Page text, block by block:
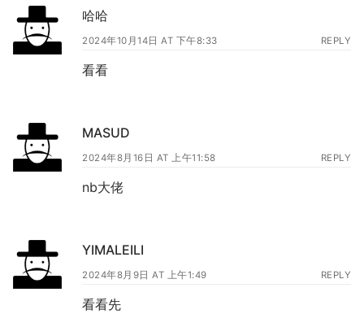
哈哈
2024年10月14日 AT 下午8:33 REPLY
看看
MASUD
2024年8月16日 AT 上午11:58 REPLY
nb大佬
YIMALEILI
2024年8月9日 AT 上午1:49 REPLY
看看先